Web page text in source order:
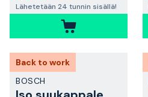
Lähetetään 24 tunnin sisällä!
Back to work
BOSCH